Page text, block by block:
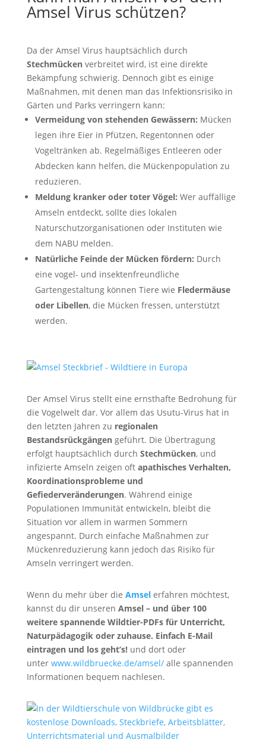
Amsel Virus schützen?
Da der Amsel Virus hauptsächlich durch
Stechmückenverbreitet wird, ist eine direkte
Bekämpfung schwierig. Dennoch gibt es einige
Maßnahmen, mit denen man das Infektionsrisiko in
Gärten und Parks verringern kann:
Vermeidung von stehenden Gewässern: Mücken
legen ihre Eier in Pfützen, Regentonnen oder
Vogeltränken ab. Regelmäßiges Entleeren oder
Abdecken kann helfen, die Mückenpopulation zu
reduzieren.
Meldung kranker oder toter Vögel: Wer auffällige
Amseln entdeckt, sollte dies lokalen
Naturschutzorganisationen oder Instituten wie
dem NABU melden.
Natürliche Feinde der Mücken fördern: Durch
eine vogel- und insektenfreundliche
Gartengestaltung können Tiere wie Fledermäuse
oder Libellen, die Mücken fressen, unterstützt
werden.
Der Amsel Virus stellt eine ernsthafte Bedrohung für
die Vogelwelt dar. Vor allem das Usutu-Virus hat in
den letzten Jahren zu regionalen
Bestandsrückgängengeführt. Die Übertragung
erfolgt hauptsächlich durch Stechmücken, und
infizierte Amseln zeigen oft apathisches Verhalten,
Koordinationsprobleme und
Gefiederveränderungen. Während einige
Populationen Immunität entwickeln, bleibt die
Situation vor allem in warmen Sommern
angespannt. Durch einfache Maßnahmen zur
Mückenreduzierung kann jedoch das Risiko für
Amseln verringert werden.
Wenn du mehr über die Amsel erfahren möchtest,
kannst du dir unseren Amsel – und über 100
weitere spannende Wildtier-PDFs für Unterricht,
Naturpädagogik oder zuhause. Einfach E-Mail
eintragen und los geht’s!und dort oder
unter www.wildbruecke.de/amsel/alle spannenden
Informationen bequem nachlesen.